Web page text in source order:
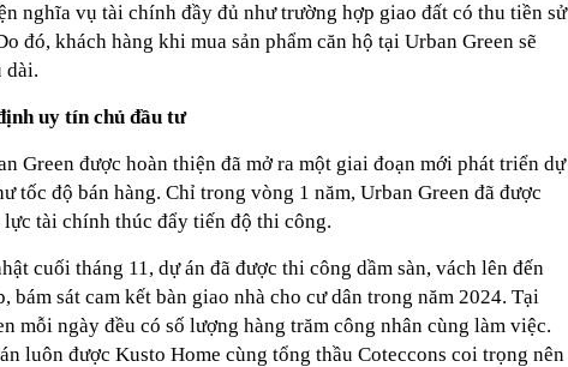
nghĩa vụ tài chính đầy đủ như trường hợp giao đất có thu tiền sử
đó, khách hàng khi mua sản phẩm căn hộ tại Urban Green sẽ
dài.
uy tín chủ đầu tư
Green được hoàn thiện đã mở ra một giai đoạn mới phát triển dự
tốc độ bán hàng. Chỉ trong vòng 1 năm, Urban Green đã được
tài chính thúc đẩy tiến độ thi công.
cuối tháng 11, dự án đã được thi công dầm sàn, vách lên đến
bám sát cam kết bàn giao nhà cho cư dân trong năm 2024. Tại
mỗi ngày đều có số lượng hàng trăm công nhân cùng làm việc.
luôn được Kusto Home cùng tổng thầu Coteccons coi trọng nên